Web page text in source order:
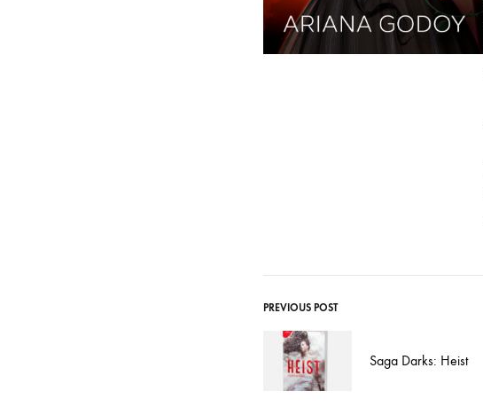
Post
navigation
PREVIOUS POST
Saga Darks: Heist